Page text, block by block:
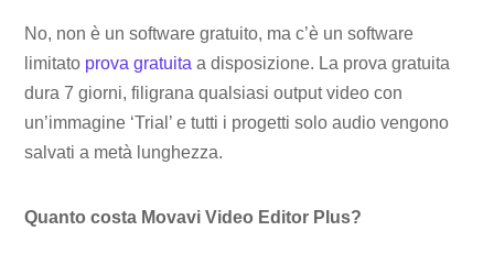
No, non è un software gratuito, ma c’è un software
limitato prova gratuita a disposizione. La prova gratuita
dura 7 giorni, filigrana qualsiasi output video con
un’immagine ‘Trial’ e tutti i progetti solo audio vengono
salvati a metà lunghezza.
Quanto costa Movavi Video Editor Plus?